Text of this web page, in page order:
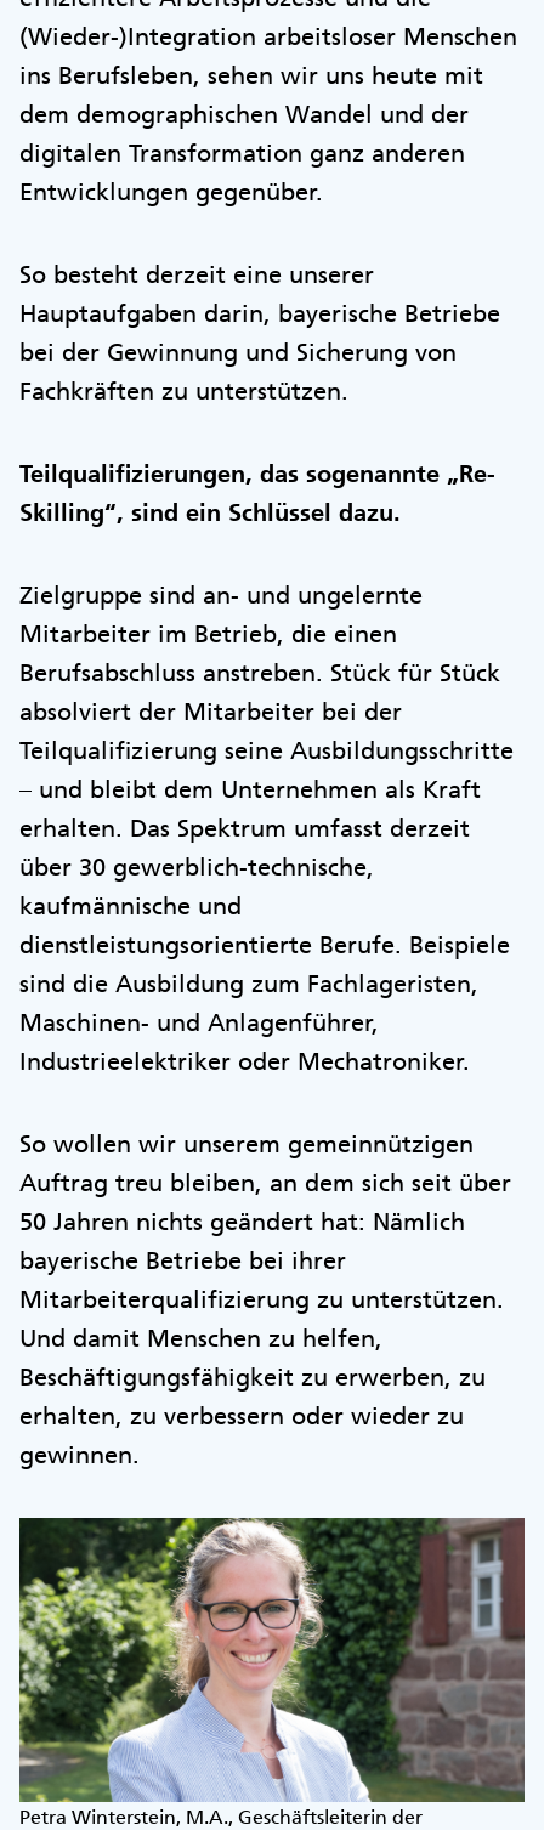
(Wieder-)Integration arbeitsloser Menschen
ins Berufsleben, sehen wir uns heute mit
dem demographischen Wandel und der
digitalen Transformation ganz anderen
Entwicklungen gegenüber.
So besteht derzeit eine unserer
Hauptaufgaben darin, bayerische Betriebe
bei der Gewinnung und Sicherung von
Fachkräften zu unterstützen.
Teilqualifizierungen, das sogenannte „Re-
Skilling“, sind ein Schlüssel dazu.
Zielgruppe sind an- und ungelernte
Mitarbeiter im Betrieb, die einen
Berufsabschluss anstreben. Stück für Stück
absolviert der Mitarbeiter bei der
Teilqualifizierung seine Ausbildungsschritte
– und bleibt dem Unternehmen als Kraft
erhalten. Das Spektrum umfasst derzeit
über 30 gewerblich-technische,
kaufmännische und
dienstleistungsorientierte Berufe. Beispiele
sind die Ausbildung zum Fachlageristen,
Maschinen- und Anlagenführer,
Industrieelektriker oder Mechatroniker.
So wollen wir unserem gemeinnützigen
Auftrag treu bleiben, an dem sich seit über
50 Jahren nichts geändert hat: Nämlich
bayerische Betriebe bei ihrer
Mitarbeiterqualifizierung zu unterstützen.
Und damit Menschen zu helfen,
Beschäftigungsfähigkeit zu erwerben, zu
erhalten, zu verbessern oder wieder zu
gewinnen.
Petra Winterstein, M.A., Geschäftsleiterin der